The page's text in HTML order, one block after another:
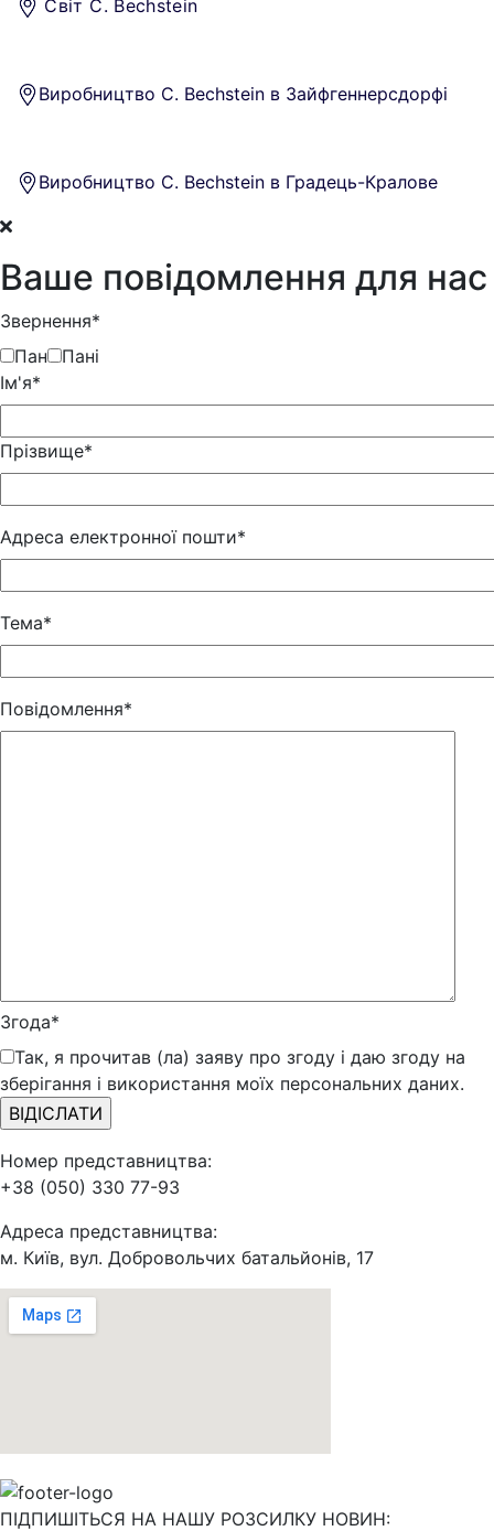
Світ C. Bechstein
Виробництво C. Bechstein в Зайфгеннерсдорфі
Виробництво C. Bechstein в Градець-Кралове
Ваше повідомлення для нас
Звернення*
Пан
Пані
Iм'я*
Прізвище*
Адреса електронної пошти*
Тема*
Повідомлення*
Згода*
Так, я прочитав (ла) заяву про згоду і даю згоду на
зберігання і використання моїх персональних даних.
Номер представництва:
+38 (050) 330 77-93
Адреса представництва:
м. Київ, вул. Добровольчих батальйонів, 17
ПІДПИШІТЬСЯ НА НАШУ РОЗСИЛКУ НОВИН: